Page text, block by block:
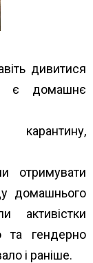
дивитися
є домашнє
отримувати
домашнього
активістки
та гендерно
і раніше.